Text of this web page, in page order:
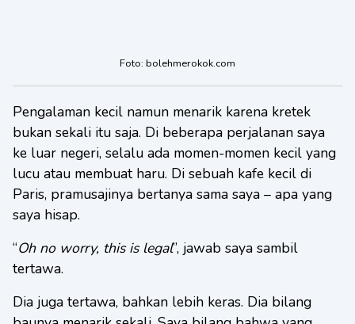
Foto: bolehmerokok.com
Pengalaman kecil namun menarik karena kretek
bukan sekali itu saja. Di beberapa perjalanan saya
ke luar negeri, selalu ada momen-momen kecil yang
lucu atau membuat haru. Di sebuah kafe kecil di
Paris, pramusajinya bertanya sama saya – apa yang
saya hisap.
“Oh no worry, this is legal”, jawab saya sambil
tertawa.
Dia juga tertawa, bahkan lebih keras. Dia bilang